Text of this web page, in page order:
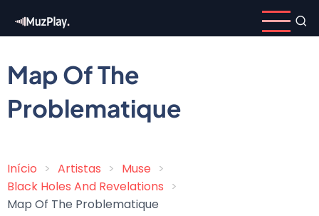
para
conteúdo
principal
Map Of The
Problematique
Trilha
de
Início Artistas
Muse
Black Holes And Revelations
Map Of The Problematique